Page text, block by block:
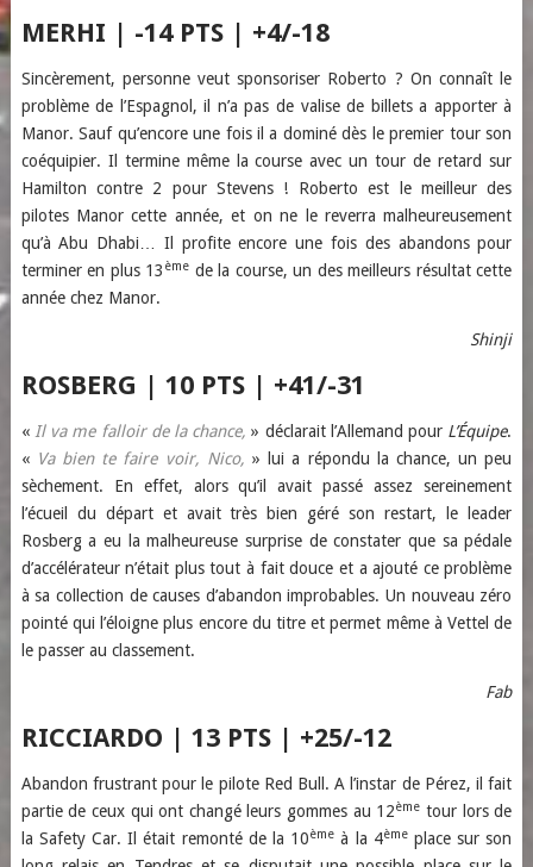
MERHI | -14 PTS | +4/-18
Sincèrement, personne veut sponsoriser Roberto ? On connaît le
problème de l’Espagnol, il n’a pas de valise de billets a apporter à
Manor. Sauf qu’encore une fois il a dominé dès le premier tour son
coéquipier. Il termine même la course avec un tour de retard sur
Hamilton contre 2 pour Stevens ! Roberto est le meilleur des
pilotes Manor cette année, et on ne le reverra malheureusement
qu’à Abu Dhabi… Il profite encore une fois des abandons pour
terminer en plus 13 ème de la course, un des meilleurs résultat cette
année chez Manor.
Shinji
ROSBERG | 10 PTS | +41/-31
« Il va me falloir de la chance, » déclarait l’Allemand pour L’Équipe.
« Va bien te faire voir, Nico, » lui a répondu la chance, un peu
sèchement. En effet, alors qu’il avait passé assez sereinement
l’écueil du départ et avait très bien géré son restart, le leader
Rosberg a eu la malheureuse surprise de constater que sa pédale
d’accélérateur n’était plus tout à fait douce et a ajouté ce problème
à sa collection de causes d’abandon improbables. Un nouveau zéro
pointé qui l’éloigne plus encore du titre et permet même à Vettel de
le passer au classement.
Fab
RICCIARDO | 13 PTS | +25/-12
Abandon frustrant pour le pilote Red Bull. A l’instar de Pérez, il fait
partie de ceux qui ont changé leurs gommes au 12ème tour lors de
la Safety Car. Il était remonté de la 10ème à la 4èmeplace sur son